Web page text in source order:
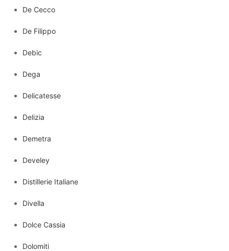
De Cecco
De Filippo
Debic
Dega
Delicatesse
Delizia
Demetra
Develey
Distillerie Italiane
Divella
Dolce Cassia
Dolomiti